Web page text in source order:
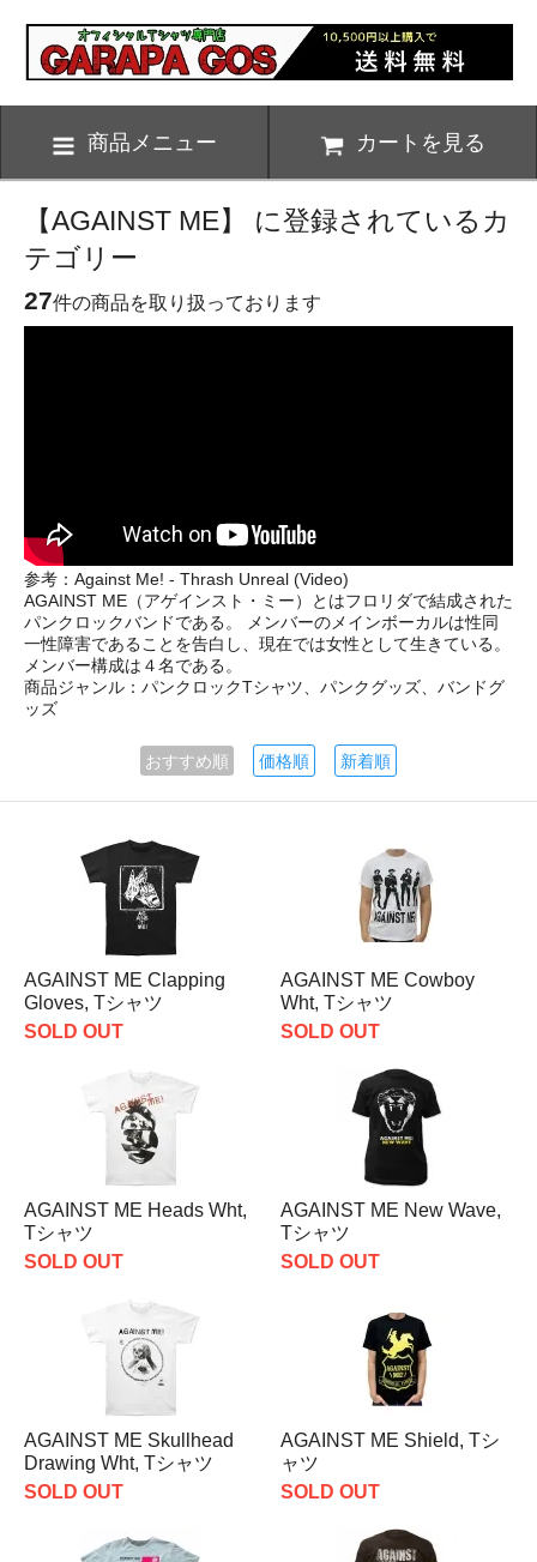
商品メニュー カートを見る
【AGAINST ME】 に登録されているカ
テゴリー
27件の商品を取り扱っております
参考：Against Me! - Thrash Unreal (Video)
AGAINST ME（アゲインスト・ミー）とはフロリダで結成された
パンクロックバンドである。 メンバーのメインボーカルは性同
一性障害であることを告白し、現在では女性として生きている。
メンバー構成は４名である。
商品ジャンル：パンクロックTシャツ、パンクグッズ、バンドグ
ッズ
おすすめ順 価格順 新着順
AGAINST ME Clapping
Gloves, Tシャツ
SOLD OUT
AGAINST ME Cowboy
Wht, Tシャツ
SOLD OUT
AGAINST ME Heads Wht,
Tシャツ
SOLD OUT
AGAINST ME New Wave,
Tシャツ
SOLD OUT
AGAINST ME Skullhead
Drawing Wht, Tシャツ
SOLD OUT
AGAINST ME Shield, Tシ
ャツ
SOLD OUT